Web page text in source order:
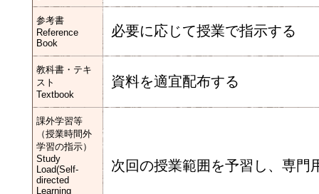
参考書
Reference
Book
必要に応じて授業で指示する
教科書・テキ
スト
Textbook
資料を適宜配布する
課外学習等
（授業時間外
学習の指示）
Study
Load(Self-
directed
Learning
次回の授業範囲を予習し、専門